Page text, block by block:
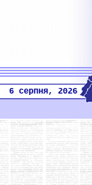
6 серпня, 2026